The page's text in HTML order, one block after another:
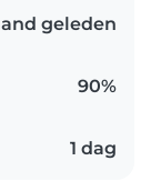
geleden
90%
1 dag